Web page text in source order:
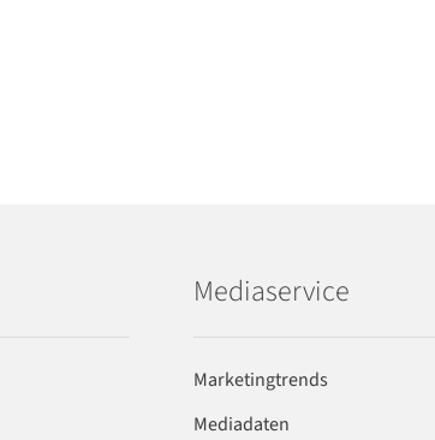
Mediaservice
Marketingtrends
Mediadaten